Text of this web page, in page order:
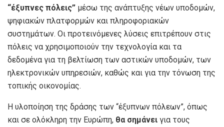
“έξυπνες πόλεις” μέσω της ανάπτυξης νέων υποδομών,
ψηφιακών πλατφορμών και πληροφοριακών
συστημάτων. Οι προτεινόμενες λύσεις επιτρέπουν στις
πόλεις να χρησιμοποιούν την τεχνολογία και τα
δεδομένα για τη βελτίωση των αστικών υποδομών, των
ηλεκτρονικών υπηρεσιών, καθώς και για την τόνωση της
τοπικής οικονομίας.
Η υλοποίηση της δράσης των “έξυπνων πόλεων”, όπως
και σε ολόκληρη την Ευρώπη, θα σημάνει για τους